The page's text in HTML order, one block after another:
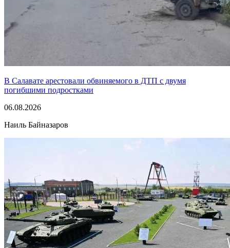
В Салавате арестовали обвиняемого в ДТП с двумя
погибшими подростками
06.08.2026
Наиль Байназаров